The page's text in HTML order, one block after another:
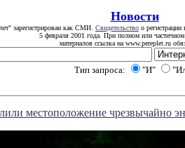
Новости
зарегистрирован как СМИ. Свидетельство о
5 февраля 2001 года. При полном или частичном
материалов ссылка на www.pereplet.ru
Тип запроса: "И"
местоположение чрезвычайно